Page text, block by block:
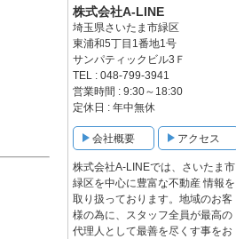
株式会社A-LINE
埼玉県さいたま市緑区
東浦和5丁目1番地1号
サンパティックビル3Ｆ
TEL : 048-799-3941
営業時間 : 9:30～18:30
定休日 : 年中無休
会社概要 アクセス
株式会社A-LINEでは、さいたま市
緑区を中心に豊富な不動産 情報を
取り扱っております。地域のお客
様の為に、スタッフ全員が最高の
代理人として最善を尽くす事をお